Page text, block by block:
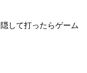
して打ったらゲーム